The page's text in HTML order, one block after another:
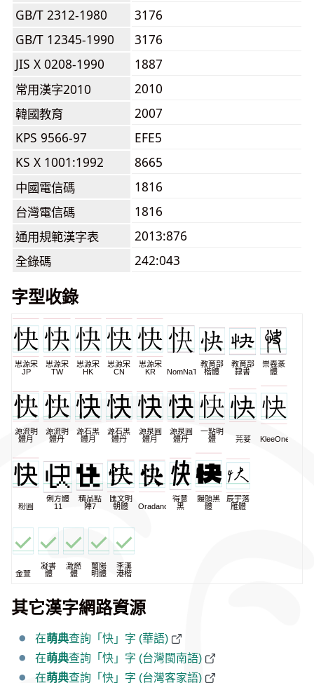
GB/T 2312-1980
3176
GB/T 12345-1990
3176
JIS X 0208-1990
1887
常用漢字2010
2010
韓國教育
2007
KPS 9566-97
EFE5
KS X 1001:1992
8665
中國電信碼
1816
台灣電信碼
1816
通用規範漢字表
2013:876
全錄碼
242:043
字型收錄
思源宋
JP
思源宋
TW
思源宋
HK
思源宋
CN
思源宋
KR
NomNaTong
教育部
楷體
教育部
隸書
崇羲篆
體
源流明
體月
源流明
體丹
源石黑
體月
源石黑
體丹
源泉圓
體月
源泉圓
體丹
一點明
體
芫荽 KleeOne
粉圓
俐方體
11
精品點
陣7
匯文明
朝體
Oradano
得意
黑
饅頭黑
體
辰宇落
雁體
金萱
凝書
體
激燃
體
蘭陽
明體
李漢
港楷
其它漢字網路資源
在萌典查詢「快」字 (華語)
在萌典查詢「快」字 (台灣閩南語)
在萌典查詢「快」字 (台灣客家語)